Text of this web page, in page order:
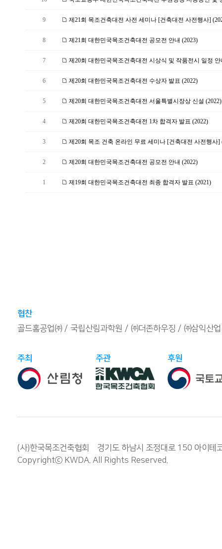
9 제21회 목조건축대전 사전 세미나 [건축대전 사전행사]
8 제21회 대한민국목조건축대전 공모전 안내 (2023)
7 제20회 대한민국목조건축대전 시상식 및 작품전시 일정 안
6 제20회 대한민국목조건축대전 수상자 발표 (2022)
5 제20회 대한민국목조건축대전 서울특별시장상 신설 (2022)
4 제20회 대한민국목조건축대전 1차 합격자 발표 (2022)
3 제20회 목조 건축 온라인 무료 세미나 [건축대전 사전행사]
2 제20회 대한민국목조건축대전 공모전 안내 (2022)
1 제19회 대한민국목조건축대전 최종 합격자 발표 (2021)
협찬
골드홈공업㈜
국립산림과학원 ㈜더존하우징 ㈜삼익산업
주최 주관 후원
(사)한국목조건축협회 경기도 하남시 조정대로 150 아
Copyrightⓒ KWDA. All Rights Reserved.